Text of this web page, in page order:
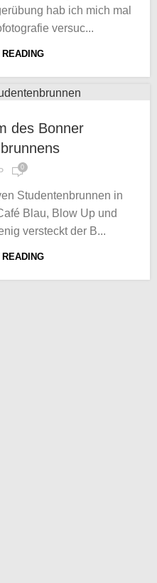
hab ich mich mal
versuc...
des Bonner
0
Studentenbrunnen in
Blau, Blow Up und
versteckt der B...